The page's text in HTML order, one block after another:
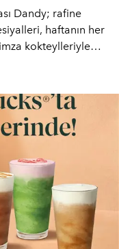
Dandy; rafine
haftanın her
kokteylleriyle
lezzetleri, iyi
tek bir çatı